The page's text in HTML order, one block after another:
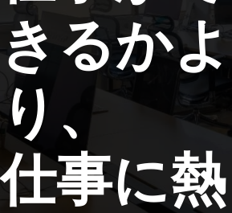
きるかよ
り、
仕事に熱